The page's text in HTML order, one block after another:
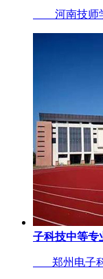
河南技师学
子科技中等专
郑州电子科